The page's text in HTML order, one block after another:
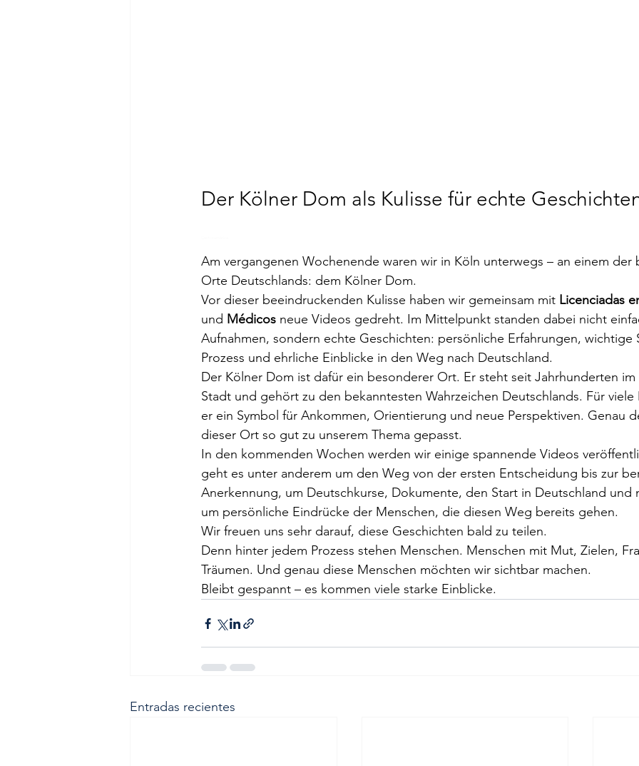
Der Kölner Dom als Kulisse für echte
Am vergangenen Wochenende waren wir in Köln unterwegs – an einem
Orte Deutschlands: dem Kölner Dom.
Vor dieser beeindruckenden Kulisse haben wir gemeinsam mit Licenciadas
und Médicos neue Videos gedreht. Im Mittelpunkt standen dabei nicht
Aufnahmen, sondern echte Geschichten: persönliche Erfahrungen,
Prozess und ehrliche Einblicke in den Weg nach Deutschland.
Der Kölner Dom ist dafür ein besonderer Ort. Er steht seit Jahrhunderten
Stadt und gehört zu den bekanntesten Wahrzeichen Deutschlands. Für
er ein Symbol für Ankommen, Orientierung und neue Perspektiven. Genau
dieser Ort so gut zu unserem Thema gepasst.
In den kommenden Wochen werden wir einige spannende Videos
geht es unter anderem um den Weg von der ersten Entscheidung bis zur
Anerkennung, um Deutschkurse, Dokumente, den Start in Deutschland und
um persönliche Eindrücke der Menschen, die diesen Weg bereits gehen.
Wir freuen uns sehr darauf, diese Geschichten bald zu teilen.
Denn hinter jedem Prozess stehen Menschen. Menschen mit Mut, Zielen,
Träumen. Und genau diese Menschen möchten wir sichtbar machen.
Bleibt gespannt – es kommen viele starke Einblicke.
Entradas recientes